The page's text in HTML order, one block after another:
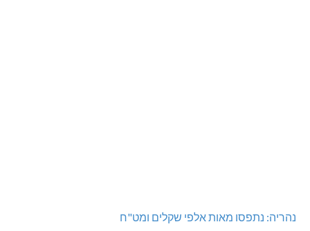
נהריה: נתפסו מאות אלפי שקלים ומט"ח